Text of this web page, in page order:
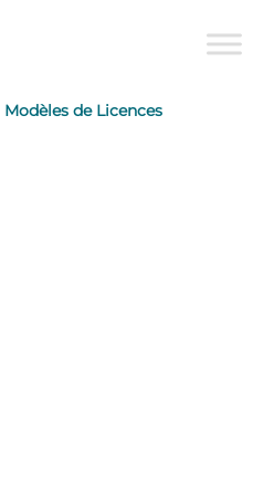
Modèles de Licences